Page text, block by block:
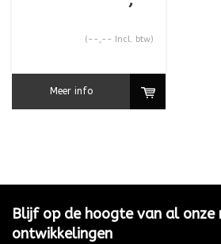
(--,-- Incl. btw)
Meer info
Blijf op de hoogte van al onze
ontwikkelingen